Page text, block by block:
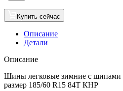
Купить сейчас
Описание
Детали
Описание
Шины легковые зимние с шипами
размер 185/60 R15 84T КНР